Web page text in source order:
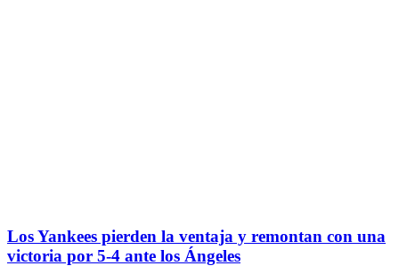
Los Yankees pierden la ventaja y remontan con una
victoria por 5-4 ante los Ángeles